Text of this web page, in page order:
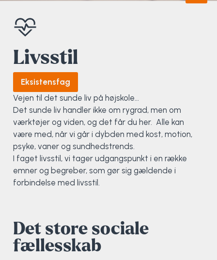
Livsstil
Eksistensfag
Vejen til det sunde liv på højskole...
Det sunde liv handler ikke om rygrad, men om
værktøjer og viden, og det får du her. Alle kan
være med, når vi går i dybden med kost, motion,
psyke, vaner og sundhedstrends.
I faget livsstil, vi tager udgangspunkt i en række
emner og begreber, som gør sig gældende i
forbindelse med livsstil.
Det store sociale
fællesskab
Studietur til Norge
Dans i Berlin
Filippinerne Secret Island
Surf i Marokko
Beachvolley i Alicante
OCR i Marbella
Fitness Camp i Marbella
Friluftsliv
Fællesgymnastik
Golf
Havkajak
Hiphop
Kajak
Kajakpolo
Livredning
Løb
Longboard
Nyttehave
Concreation - betonstøbning
Sportsmassøruddannelsen
Strik og Hækling
Udekøkken
Ukulele
Sang og Kor
Kunst
Køn, krop og seksualitet
Livsstil
Politi-teori
Sportspsykologi
Syv gode vaner
Sportsmassøruddannelsen
Tidligere elever
Viborg Elitehold
Vedtægt og Årsplan